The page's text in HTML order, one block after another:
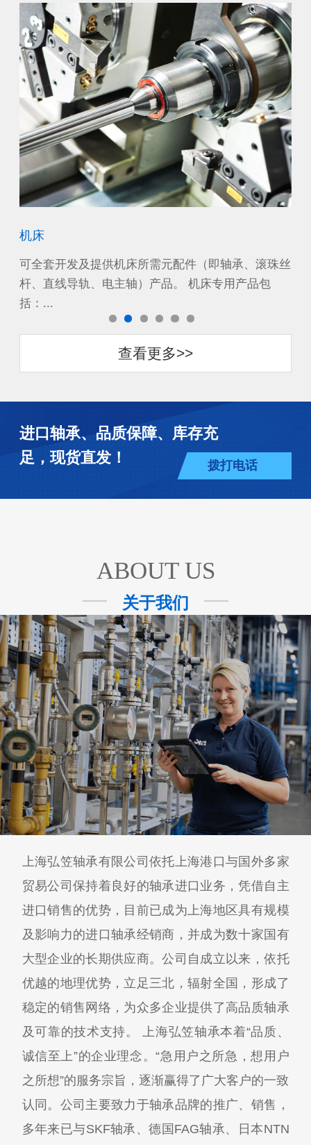
机床
可全套开发及提供机床所需元配件（即轴承、滚珠丝
杆、直线导轨、电主轴）产品。 机床专用产品包
括：...
查看更多>>
进口轴承、品质保障、库存充
足，现货直发！
拨打电话
ABOUT US
关于我们
上海弘笠轴承有限公司依托上海港口与国外多家
贸易公司保持着良好的轴承进口业务，凭借自主
进口销售的优势，目前已成为上海地区具有规模
及影响力的进口轴承经销商，并成为数十家国有
大型企业的长期供应商。公司自成立以来，依托
优越的地理优势，立足三北，辐射全国，形成了
稳定的销售网络，为众多企业提供了高品质轴承
及可靠的技术支持。 上海弘笠轴承本着“品质、
诚信至上”的企业理念。“急用户之所急，想用户
之所想”的服务宗旨，逐渐赢得了广大客户的一致
认同。公司主要致力于轴承品牌的推广、销售，
多年来已与SKF轴承、德国FAG轴承、日本NTN